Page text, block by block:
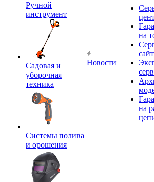
Ручной
инструмент
Садовая и
уборочная
техника
Системы полива
и орошения
Новости
на
сайт
на